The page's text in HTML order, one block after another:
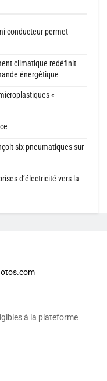
conducteur permet
climatique redéfinit
énergétique
«
six pneumatiques sur
d’électricité vers la
à la plateforme